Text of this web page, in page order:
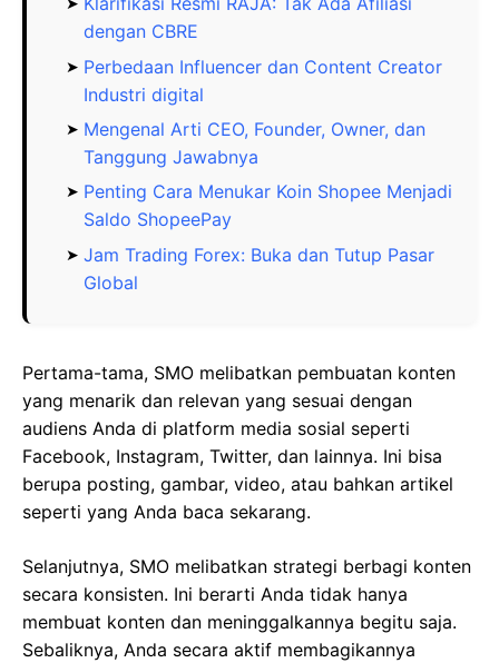
dengan CBRE
Perbedaan Influencer dan Content Creator
Industri digital
Mengenal Arti CEO, Founder, Owner, dan
Tanggung Jawabnya
Penting Cara Menukar Koin Shopee Menjadi
Saldo ShopeePay
Jam Trading Forex: Buka dan Tutup Pasar
Global
Pertama-tama, SMO melibatkan pembuatan konten
yang menarik dan relevan yang sesuai dengan
audiens Anda di platform media sosial seperti
Facebook, Instagram, Twitter, dan lainnya. Ini bisa
berupa posting, gambar, video, atau bahkan artikel
seperti yang Anda baca sekarang.
Selanjutnya, SMO melibatkan strategi berbagi konten
secara konsisten. Ini berarti Anda tidak hanya
membuat konten dan meninggalkannya begitu saja.
Sebaliknya, Anda secara aktif membagikannya